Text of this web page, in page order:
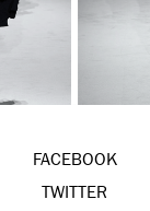
FACEBOOK
TWITTER